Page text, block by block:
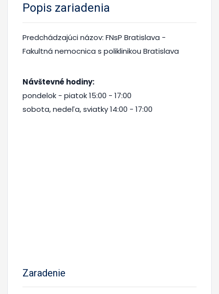
Popis zariadenia
Predchádzajúci názov: FNsP Bratislava -
Fakultná nemocnica s poliklinikou Bratislava
Návštevné hodiny:
pondelok - piatok 15:00 - 17:00
sobota, nedeľa, sviatky 14:00 - 17:00
Zaradenie